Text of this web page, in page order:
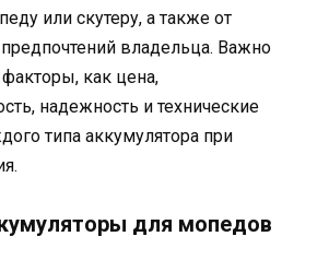
или скутеру, а также от
владельца. Важно
как цена,
надежность и технические
типа аккумулятора при
для мопедов